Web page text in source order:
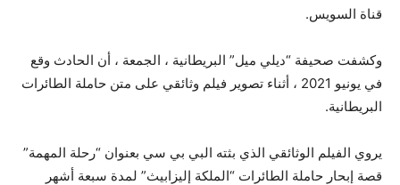
قناة السويس.
وكشفت صحيفة “ديلي ميل” البريطانية ، الجمعة ، أن الحادث وقع
في يونيو 2021 ، أثناء تصوير فيلم وثائقي على متن حاملة الطائرات
البريطانية.
يروي الفيلم الوثائقي الذي بثته البي بي سي بعنوان “رحلة المهمة”
قصة إبحار حاملة الطائرات “الملكة إليزابيث” لمدة سبعة أشهر